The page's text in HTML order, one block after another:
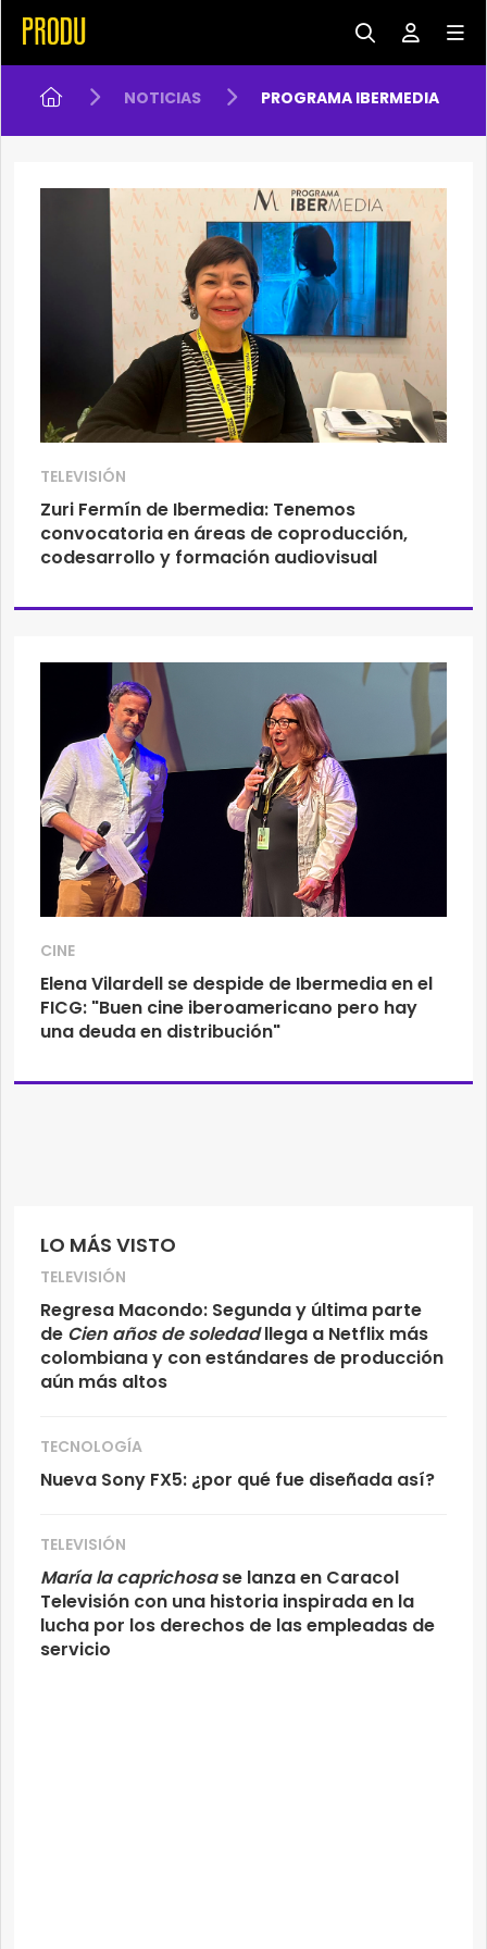
NOTICIAS PROGRAMA IBERMEDIA
LO MÁS VISTO
TELEVISIÓN
Regresa Macondo: Segunda y última parte
de Cien años de soledadllega a Netflix más
colombiana y con estándares de producción
aún más altos
TECNOLOGÍA
Nueva Sony FX5: ¿por qué fue diseñada así?
TELEVISIÓN
María la caprichosase lanza en Caracol
Televisión con una historia inspirada en la
lucha por los derechos de las empleadas de
servicio
TELEVISIÓN
Zuri Fermín de Ibermedia: Tenemos
convocatoria en áreas de coproducción,
codesarrollo y formación audiovisual
CINE
Elena Vilardell se despide de Ibermedia en el
FICG: "Buen cine iberoamericano pero hay
una deuda en distribución"